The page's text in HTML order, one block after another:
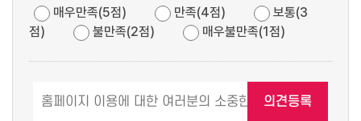
매우만족(5점) 만족(4점)
점)
불만족(2점) 매우불만족(1점)